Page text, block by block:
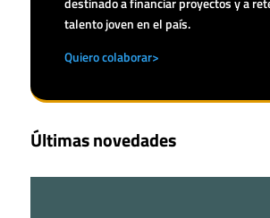
talento joven en el país.
Quiero colaborar>
Últimas novedades